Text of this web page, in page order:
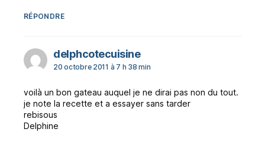
RÉPONDRE
delphcotecuisinedit :
20 octobre 2011 à 7 h 38 min
voilà un bon gateau auquel je ne dirai pas non du tout.
je note la recette et a essayer sans tarder
rebisous
Delphine